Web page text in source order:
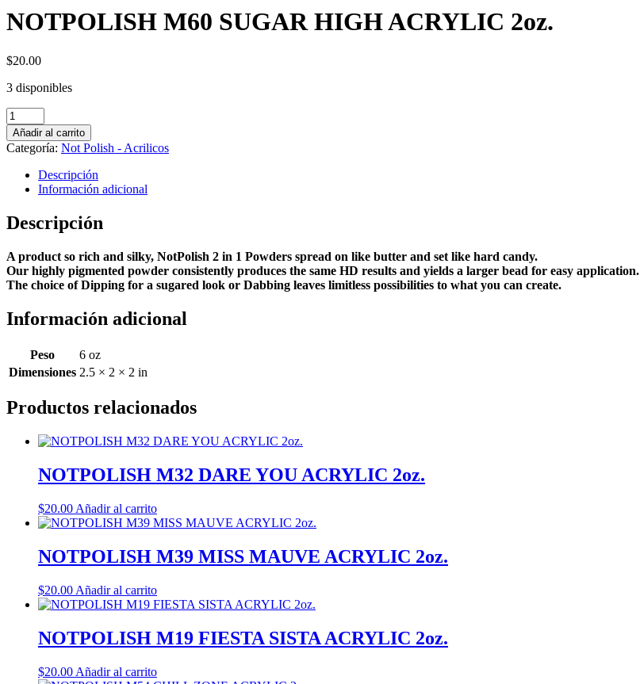
NOTPOLISH M60 SUGAR HIGH ACRYLIC 2oz.
$20.00
3 disponibles
NOTPOLISH
M60
SUGAR
HIGH
ACRYLIC
2oz.
cantidad
Añadir al carrito
Categoría: Not Polish - Acrilicos
Descripción
Información adicional
Descripción
A product so rich and silky, NotPolish 2 in 1 Powders spread on like butter and set like hard candy.
Our highly pigmented powder consistently produces the same HD results and yields a larger bead for easy application.
The choice of Dipping for a sugared look or Dabbing leaves limitless possibilities to what you can create.
Información adicional
Peso
6 oz
Dimensiones 2.5 × 2 × 2 in
Productos relacionados
NOTPOLISH M32 DARE YOU ACRYLIC 2oz.
$20.00 Añadir al carrito
NOTPOLISH M39 MISS MAUVE ACRYLIC 2oz.
$20.00 Añadir al carrito
NOTPOLISH M19 FIESTA SISTA ACRYLIC 2oz.
$20.00 Añadir al carrito